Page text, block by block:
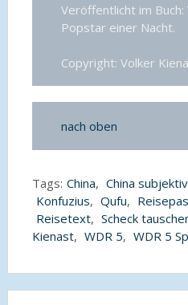
Veröffentlicht im
Popstar einer Nacht.
Copyright: Volker
nach oben
Tags: China, China subjektiv
Konfuzius, Qufu,
Reisetext, Scheck
Kienast, WDR 5, WDR 5